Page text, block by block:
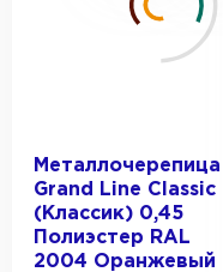
Classic
Ламонтерра
ПОКРЫТИЕ:
Металлочерепица
Grand Line Classic
(Классик) 0,45
Полиэстер RAL
2004 Оранжевый